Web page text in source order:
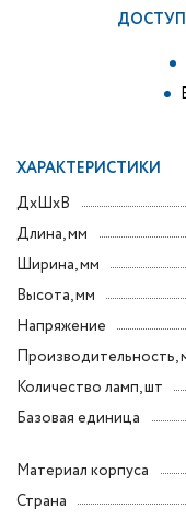
ХАРАКТЕРИСТИКИ
ДxШxВ
Длина, мм
Ширина, мм
Высота, мм
Напряжение
Производительность,
Количество ламп, шт
Базовая единица
Материал корпуса
Страна